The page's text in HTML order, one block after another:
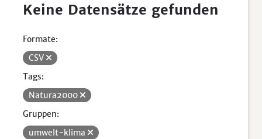
Keine Datensätze gefunden
Formate:
CSV
Tags:
Natura2000
Gruppen:
umwelt-klima